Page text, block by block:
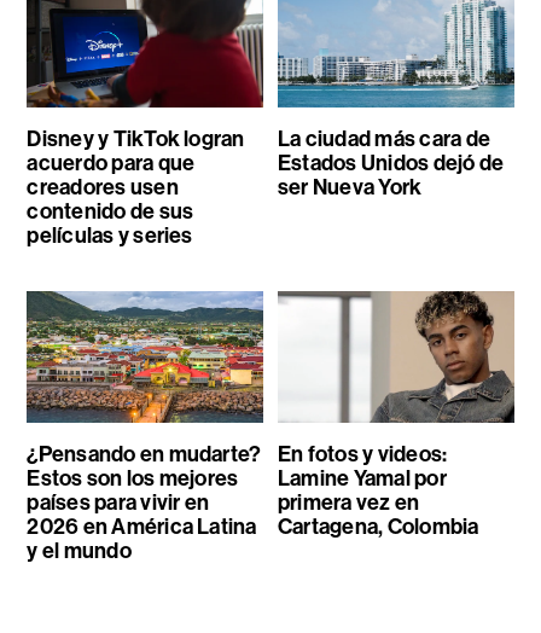
Disney y TikTok logran
acuerdo para que
creadores usen
contenido de sus
películas y series
La ciudad más cara de
Estados Unidos dejó de
ser Nueva York
¿Pensando en mudarte?
Estos son los mejores
países para vivir en
2026 en América Latina
y el mundo
En fotos y videos:
Lamine Yamal por
primera vez en
Cartagena, Colombia